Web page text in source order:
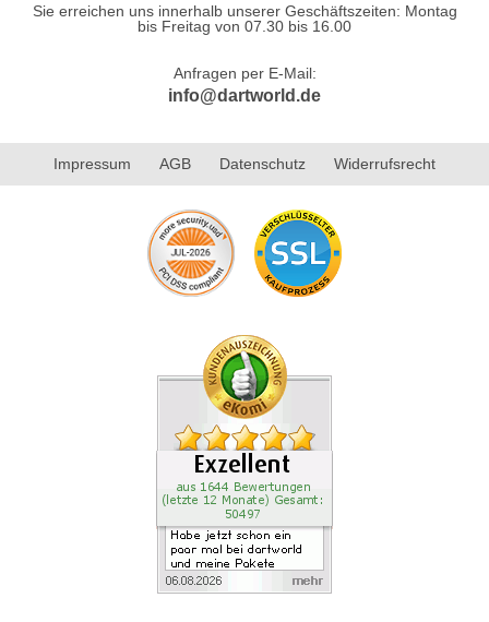
Sie erreichen uns innerhalb unserer Geschäftszeiten: Montag
bis Freitag von 07.30 bis 16.00
Anfragen per E-Mail:
info@dartworld.de
Impressum AGB Datenschutz Widerrufsrecht